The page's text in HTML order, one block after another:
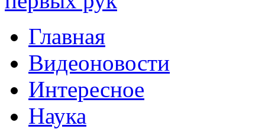
Главная
Видеоновости
Интересное
Наука